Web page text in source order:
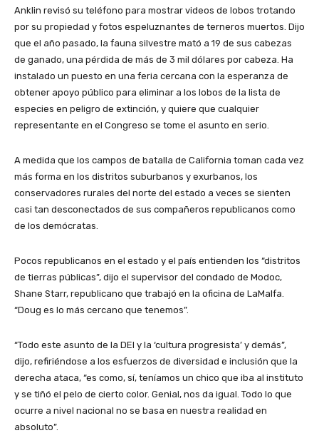
Anklin revisó su teléfono para mostrar videos de lobos trotando
por su propiedad y fotos espeluznantes de terneros muertos. Dijo
que el año pasado, la fauna silvestre mató a 19 de sus cabezas
de ganado, una pérdida de más de 3 mil dólares por cabeza. Ha
instalado un puesto en una feria cercana con la esperanza de
obtener apoyo público para eliminar a los lobos de la lista de
especies en peligro de extinción, y quiere que cualquier
representante en el Congreso se tome el asunto en serio.
A medida que los campos de batalla de California toman cada vez
más forma en los distritos suburbanos y exurbanos, los
conservadores rurales del norte del estado a veces se sienten
casi tan desconectados de sus compañeros republicanos como
de los demócratas.
Pocos republicanos en el estado y el país entienden los “distritos
de tierras públicas”, dijo el supervisor del condado de Modoc,
Shane Starr, republicano que trabajó en la oficina de LaMalfa.
“Doug es lo más cercano que tenemos”.
“Todo este asunto de la DEI y la ‘cultura progresista’ y demás”,
dijo, refiriéndose a los esfuerzos de diversidad e inclusión que la
derecha ataca, “es como, sí, teníamos un chico que iba al instituto
y se tiñó el pelo de cierto color. Genial, nos da igual. Todo lo que
ocurre a nivel nacional no se basa en nuestra realidad en
absoluto”.